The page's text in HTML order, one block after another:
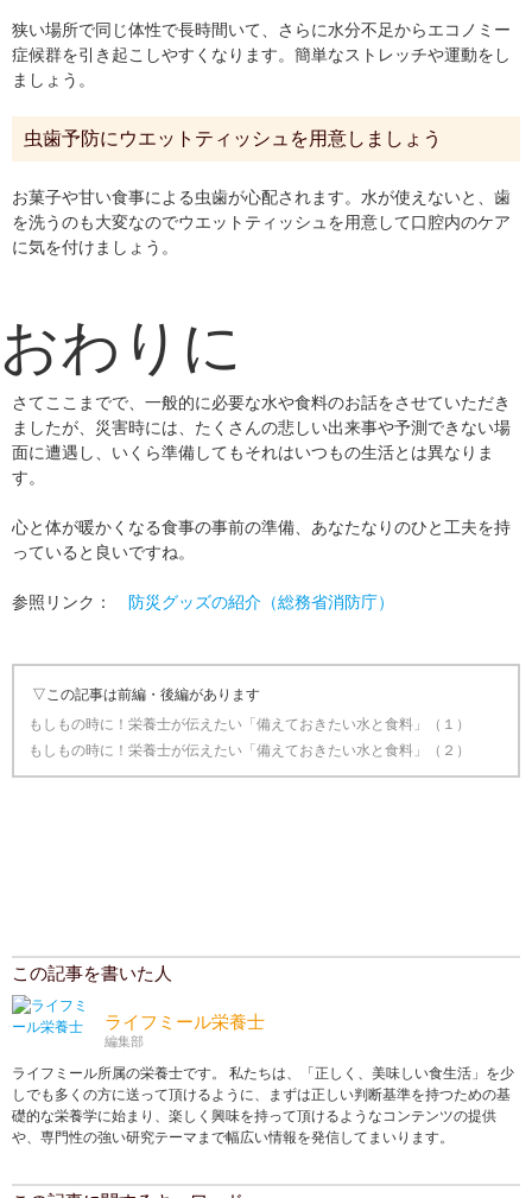
狭い場所で同じ体性で長時間いて、さらに水分不足からエコノミー
症候群を引き起こしやすくなります。簡単なストレッチや運動をし
ましょう。
虫歯予防にウエットティッシュを用意しましょう
お菓子や甘い食事による虫歯が心配されます。水が使えないと、歯
を洗うのも大変なのでウエットティッシュを用意して口腔内のケア
に気を付けましょう。
おわりに
さてここまでで、一般的に必要な水や食料のお話をさせていただき
ましたが、災害時には、たくさんの悲しい出来事や予測できない場
面に遭遇し、いくら準備してもそれはいつもの生活とは異なりま
す。
心と体が暖かくなる食事の事前の準備、あなたなりのひと工夫を持
っていると良いですね。
参照リンク： 防災グッズの紹介（総務省消防庁）
▽この記事は前編・後編があります
もしもの時に！栄養士が伝えたい「備えておきたい水と食料」（１）
もしもの時に！栄養士が伝えたい「備えておきたい水と食料」（２）
この記事を書いた人
ライフミール栄養士
編集部
ライフミール所属の栄養士です。 私たちは、「正しく、美味しい食生活」を少
しでも多くの方に送って頂けるように、まずは正しい判断基準を持つための基
礎的な栄養学に始まり、楽しく興味を持って頂けるようなコンテンツの提供
や、専門性の強い研究テーマまで幅広い情報を発信してまいります。